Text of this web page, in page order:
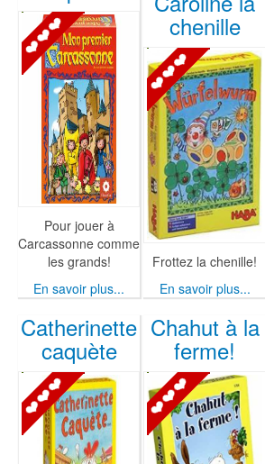
Pour jouer à
Carcassonne comme
les grands!
En savoir plus...
chenille
Frottez la chenille!
En savoir plus...
Catherinette
caquète
Chahut à la
ferme!